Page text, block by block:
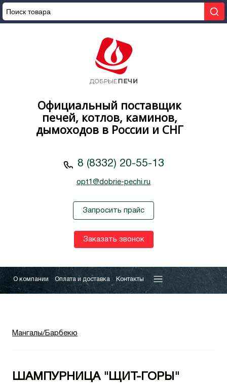
Официальный поставщик
печей, котлов, каминов,
дымоходов в России и СНГ
8 (8332) 20-55-13
opt1@dobrie-pechi.ru
Запросить прайс
Заказать звонок
О компании Оплата и доставка Контакты
Мангалы/Барбекю
ШАМПУРНИЦА "ЩИТ-ГОРЫ"